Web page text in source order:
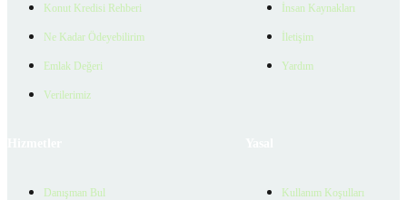
Konut Kredisi Rehberi
Ne Kadar Ödeyebilirim
Emlak Değeri
Verilerimiz
İnsan Kaynakları
İletişim
Yardım
Danışman Bul Kullanım Koşulları